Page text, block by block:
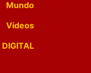
Mundo
Videos